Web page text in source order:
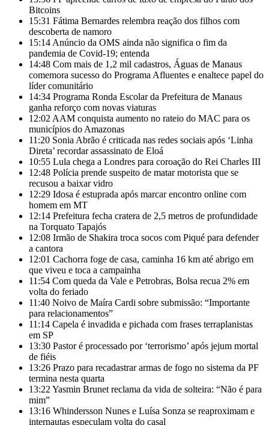
Bitcoins
15:31 Fátima Bernardes relembra reação dos filhos com
descoberta de namoro
15:14 Anúncio da OMS ainda não significa o fim da
pandemia de Covid-19; entenda
14:48 Com mais de 1,2 mil cadastros, Águas de Manaus
comemora sucesso do Programa Afluentes e enaltece papel do
líder comunitário
14:34 Programa Ronda Escolar da Prefeitura de Manaus
ganha reforço com novas viaturas
12:02 AAM conquista aumento no rateio do MAC para os
municípios do Amazonas
11:20 Sonia Abrão é criticada nas redes sociais após ‘Linha
Direta’ recordar assassinato de Eloá
10:55 Lula chega a Londres para coroação do Rei Charles III
12:48 Polícia prende suspeito de matar motorista que se
recusou a baixar vidro
12:29 Idosa é estuprada após marcar encontro online com
homem em MT
12:14 Prefeitura fecha cratera de 2,5 metros de profundidade
na Torquato Tapajós
12:08 Irmão de Shakira troca socos com Piqué para defender
a cantora
12:01 Cachorra foge de casa, caminha 16 km até abrigo em
que viveu e toca a campainha
11:54 Com queda da Vale e Petrobras, Bolsa recua 2% em
volta do feriado
11:40 Noivo de Maíra Cardi sobre submissão: “Importante
para relacionamentos”
11:14 Capela é invadida e pichada com frases terraplanistas
em SP
13:30 Pastor é processado por ‘terrorismo’ após jejum mortal
de fiéis
13:26 Prazo para recadastrar armas de fogo no sistema da PF
termina nesta quarta
13:22 Yasmin Brunet reclama da vida de solteira: “Não é para
mim”
13:16 Whindersson Nunes e Luísa Sonza se reaproximam e
internautas especulam volta do casal